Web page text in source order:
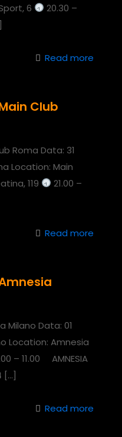
6
20.30 –
Read more
Club
Roma Data: 31
Location: Main
119
21.00 –
Read more
Milano Data: 01
Location: Amnesia
– 11.00 AMNESIA
[…]
Read more